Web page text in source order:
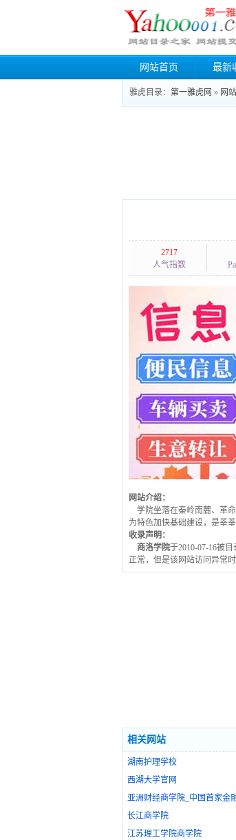
网站首页 最新
雅虎目录： 第一雅虎网 » 网
2717
人气指数
网站介绍：
学院坐落在秦岭南麓、革
为特色加快基础建设，是莘
收录声明：
商洛学院于2010-07-16被
正常，但是该网站访问异常
相关网站
湖南护理学校
西湖大学官网
亚洲财经商学院_中国首家金
长江商学院
江苏理工学院商学院